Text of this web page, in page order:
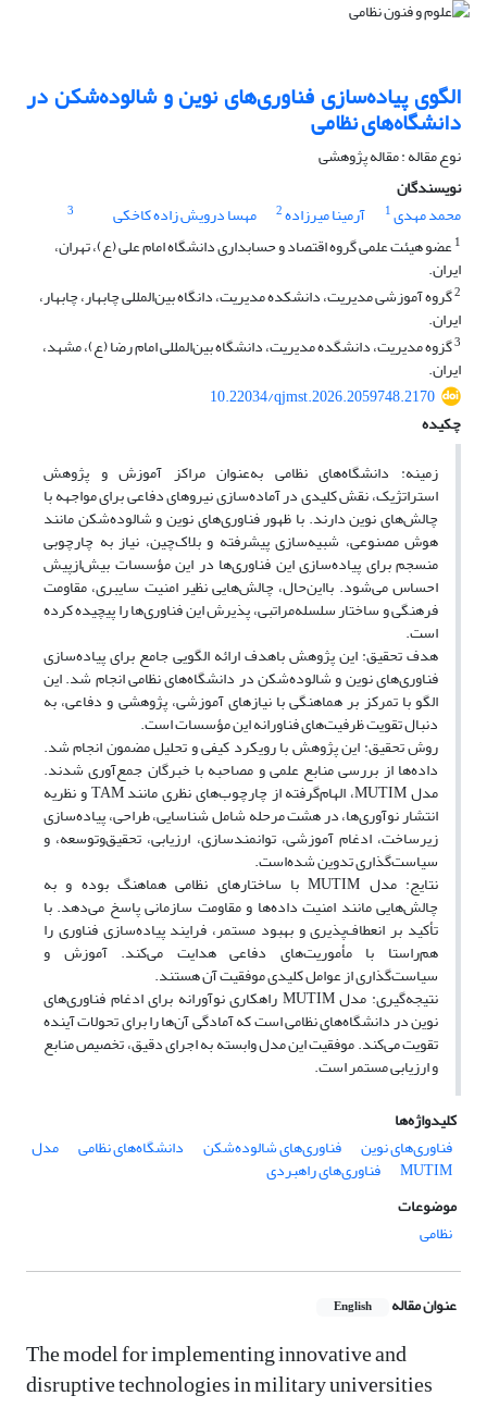
الگوی پیاده‌سازی فناوری‌های نوین و شالوده‌شکن در
دانشگاه‌های نظامی
نوع مقاله : مقاله پژوهشی
نویسندگان
محمد مهدی1 آرمینا میرزاده2 مهسا درویش زاده کاخکی
3
1عضو هیئت علمی گروه اقتصاد و حسابداری دانشگاه امام علی (ع)، تهران،
ایران.
2گروه آموزشی مدیریت، دانشکده مدیریت، دانگاه بین‌المللی چابهار، چابهار،
ایران.
3گزوه مدیریت، دانشگده مدیریت، دانشگاه بین‌المللی امام رضا (ع)، مشهد،
ایران.
10.22034/qjmst.2026.2059748.2170
چکیده
زمینه: دانشگاه‌های نظامی به‌عنوان مراکز آموزش و پژوهش
استراتژیک، نقش کلیدی در آماده‌سازی نیروهای دفاعی برای مواجهه با
چالش‌های نوین دارند. با ظهور فناوری‌های نوین و شالوده‌شکن مانند
هوش مصنوعی، شبیه‌سازی پیشرفته و بلاک‌چین، نیاز به چارچوبی
منسجم برای پیاده‌سازی این فناوری‌ها در این مؤسسات بیش‌ازپیش
احساس می‌شود. بااین‌حال، چالش‌هایی نظیر امنیت سایبری، مقاومت
فرهنگی و ساختار سلسله‌مراتبی، پذیرش این فناوری‌ها را پیچیده کرده
است.
هدف تحقیق: این پژوهش باهدف ارائه الگویی جامع برای پیاده‌سازی
فناوری‌های نوین و شالوده‌شکن در دانشگاه‌های نظامی انجام شد. این
الگو با تمرکز بر هماهنگی با نیازهای آموزشی، پژوهشی و دفاعی، به
دنبال تقویت ظرفیت‌های فناورانه این مؤسسات است.
روش تحقیق: این پژوهش با رویکرد کیفی و تحلیل مضمون انجام شد.
داده‌ها از بررسی منابع علمی و مصاحبه با خبرگان جمع‌آوری شدند.
مدل MUTIM، الهام‌گرفته از چارچوب‌های نظری مانند TAM و نظریه
انتشار نوآوری‌ها، در هشت مرحله شامل شناسایی، طراحی، پیاده‌سازی
زیرساخت، ادغام آموزشی، توانمندسازی، ارزیابی، تحقیق‌وتوسعه، و
سیاست‌گذاری تدوین شده‌است.
نتایج: مدل MUTIM با ساختارهای نظامی هماهنگ بوده و به
چالش‌هایی مانند امنیت داده‌ها و مقاومت سازمانی پاسخ می‌دهد. با
تأکید بر انعطاف‌پذیری و بهبود مستمر، فرایند پیاده‌سازی فناوری را
هم‌راستا با مأموریت‌های دفاعی هدایت می‌کند. آموزش و
سیاست‌گذاری از عوامل کلیدی موفقیت آن هستند.
نتیجه‌گیری: مدل MUTIM راهکاری نوآورانه برای ادغام فناوری‌های
نوین در دانشگاه‌های نظامی است که آمادگی آن‌ها را برای تحولات آینده
تقویت می‌کند. موفقیت این مدل وابسته به اجرای دقیق، تخصیص منابع
و ارزیابی مستمر است.
کلیدواژه‌ها
فناوری‌های نوین
فناوری‌های شالوده‌شکن دانشگاه‌های نظامی مدل
MUTIM
فناوری‌های راهبردی
موضوعات
نظامی
عنوان مقاله English
The model for implementing innovative and
disruptive technologies in military universities